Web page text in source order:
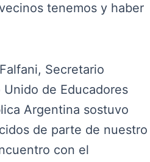
tenemos y haber
Secretario
de Educadores
Argentina sostuvo
de parte de nuestro
con el